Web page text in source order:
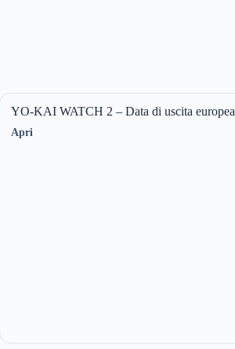
YO-KAI WATCH 2 – Data di uscita europea
Apri